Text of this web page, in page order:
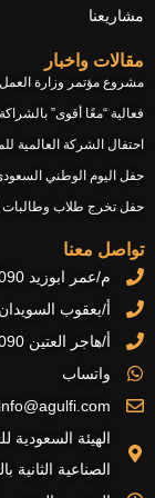
مشاريعنا
مقالات واخبار
مشروع مؤتمر وزارة العمل
فعالية “معًا أقوى”
احتفال الشركة العالمية
حفل اليوم الوطني السعودي 90 في محافظة
حفل تخرج طلاب وطالبات
تواصل معنا
م/عمر ابوزيد 966541380090+
أ/يعقوب السويدان 966554999682+
أ/هاجر العتين 966542260090+
واتساب
info@agulfi.com
الهيئة السعودية
الصناعية الثانية